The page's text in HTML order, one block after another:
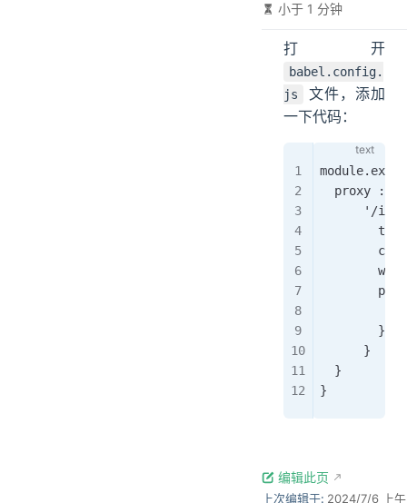
小于 1 分钟
打开
babel.config.
js
文件，添加
一下代码：
  proxy : {
'/
ws:
        }
      }
  }
}
编辑此页
上次编辑于: 2024/7/6 上午